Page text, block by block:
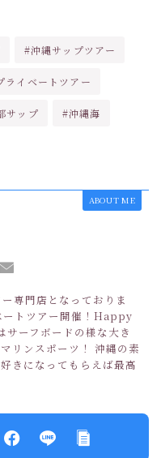
#沖縄サップツアー
ライベートツアー
サップ #沖縄海
ABOUT ME
専門店となっておりま
ートツアー開催！Happy
ーフボードの様な大き
リンスポーツ！ 沖縄の素
きになってもらえば最高